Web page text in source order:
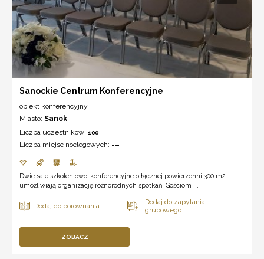
Sanockie Centrum Konferencyjne
obiekt konferencyjny
Miasto: Sanok
Liczba uczestników: 100
Liczba miejsc noclegowych: ---
Dwie sale szkoleniowo-konferencyjne o łącznej powierzchni 300 m2
umożliwiają organizację różnorodnych spotkań. Gościom ...
ZOBACZ